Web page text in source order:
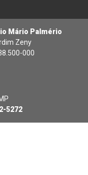
Mário Palmério
Zeny
000
5272